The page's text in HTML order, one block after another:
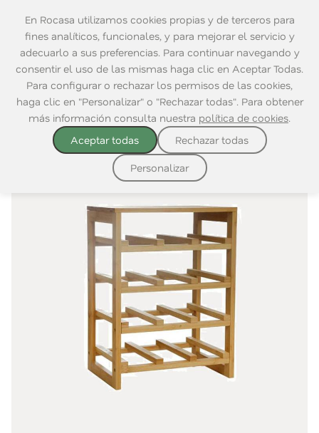
En Rocasa utilizamos cookies propias y de terceros para
fines analíticos, funcionales, y para mejorar el servicio y
adecuarlo a sus preferencias. Para continuar navegando y
consentir el uso de las mismas haga clic en Aceptar Todas.
Para configurar o rechazar los permisos de las cookies,
haga clic en "Personalizar" o "Rechazar todas". Para obtener
más información consulta nuestra política de cookies.
Aceptar todas
Rechazar todas
Personalizar
Home|Mesa|Para Beber|Vino y Coctail